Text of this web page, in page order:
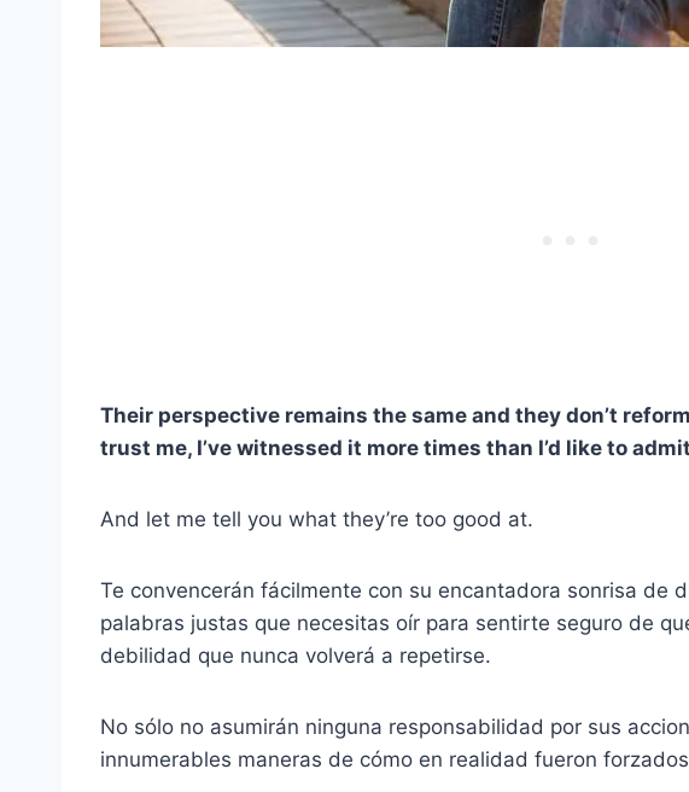
Their perspective remains the same and they don’t
trust me, I’ve witnessed it more times than I’d like to
And let me tell you what they’re too good at.
Te convencerán fácilmente con su encantadora sonrisa de
palabras justas que necesitas oír para sentirte seguro de
debilidad que nunca volverá a repetirse.
No sólo no asumirán ninguna responsabilidad por sus
innumerables maneras de cómo en realidad fueron